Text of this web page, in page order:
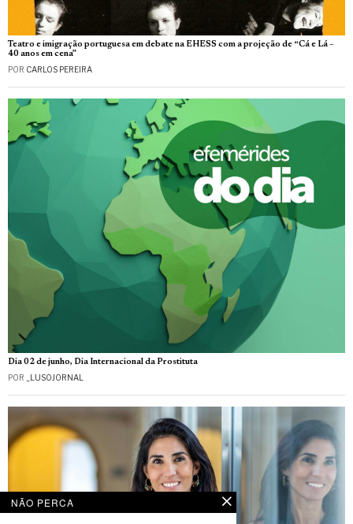
Teatro e imigração portuguesa em debate na EHESS com a projeção de “Cá e Lá –
40 anos em cena”
POR CARLOS PEREIRA
Dia 02 de junho, Dia Internacional da Prostituta
POR _LUSOJORNAL
NÃO PERCA